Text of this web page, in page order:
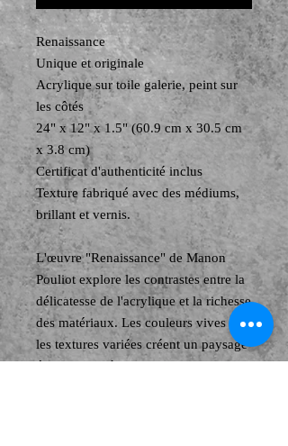
Renaissance
Unique et originale
Acrylique sur toile galerie, peint sur
les côtés
24" x 12" x 1.5" (60.9 cm x 30.5 cm
x 3.8 cm)
Certificat d'authenticité inclus
Texture fabriqué avec des médiums,
brillant et vernis.
L'œuvre "Renaissance" de Manon
Pouliot explore les contrastes entre la
délicatesse de l'acrylique et la richesse
des matériaux. Les couleurs vives et
les textures variées créent un paysage
émotionnel où chaque couche de